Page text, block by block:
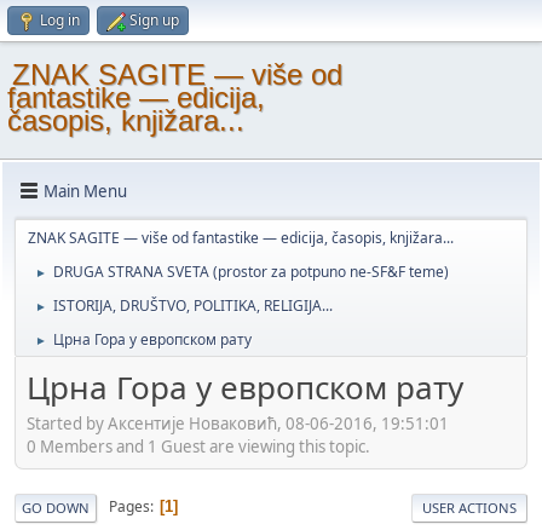
Log in Sign up
ZNAK SAGITE — više od
fantastike — edicija,
časopis, knjižara...
Main Menu
ZNAK SAGITE — više od fantastike — edicija, časopis, knjižara...
► DRUGA STRANA SVETA (prostor za potpuno ne-SF&F teme)
► ISTORIJA, DRUŠTVO, POLITIKA, RELIGIJA...
► Црна Гора у европском рату
Црна Гора у европском рату
Started by Аксентије Новаковић, 08-06-2016, 19:51:01
0 Members and 1 Guest are viewing this topic.
GO DOWN Pages 1 USER ACTIONS